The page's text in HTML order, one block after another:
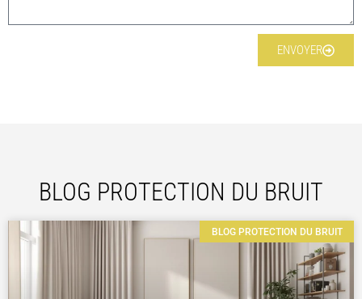
ENVOYER
BLOG PROTECTION DU BRUIT
BLOG PROTECTION DU BRUIT